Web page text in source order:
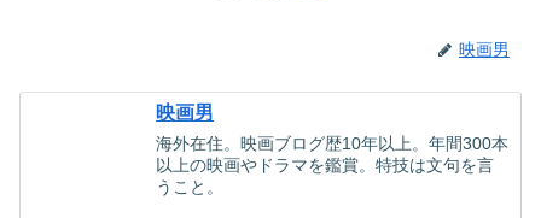
映画男
映画男
海外在住。映画ブログ歴10年以上。年間300本
以上の映画やドラマを鑑賞。特技は文句を言
うこと。